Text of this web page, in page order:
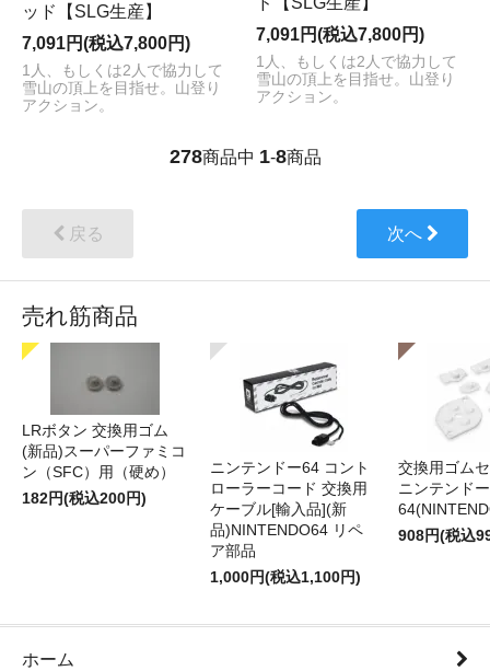
ッド【SLG生産】
7,091円(税込7,800円)
1人、もしくは2人で協力して
雪山の頂上を目指せ。山登り
アクション。
7,091円(税込7,800円)
1人、もしくは2人で協力して
雪山の頂上を目指せ。山登り
アクション。
278商品中 1-8商品
戻る 次へ
売れ筋商品
LRボタン 交換用ゴム
(新品)スーパーファミコ
ン（SFC）用（硬め）
182円(税込200円)
ニンテンドー64 コント
ローラーコード 交換用
ケーブル[輸入品](新
品)NINTENDO64 リペ
ア部品
1,000円(税込1,100円)
交換用ゴム
ニンテンドー
908円(税込
ホーム